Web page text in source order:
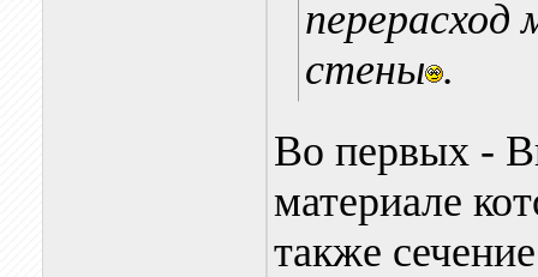
перерасход
стены .
Во первых -
материале
также